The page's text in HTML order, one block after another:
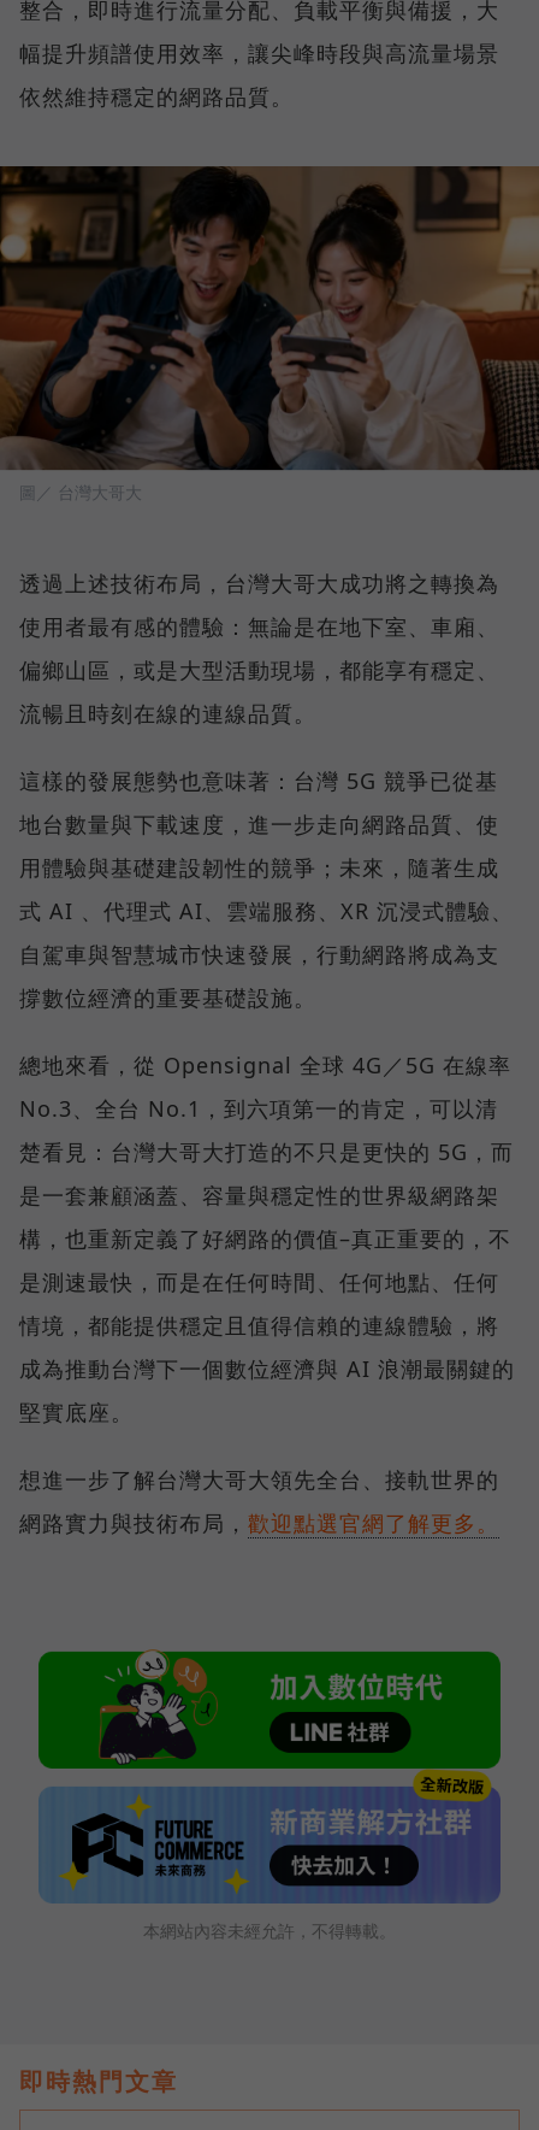
整合，即時進行流量分配、負載平衡與備援，大
幅提升頻譜使用效率，讓尖峰時段與高流量場景
依然維持穩定的網路品質。
圖／ 台灣大哥大
透過上述技術布局，台灣大哥大成功將之轉換為
使用者最有感的體驗：無論是在地下室、車廂、
偏鄉山區，或是大型活動現場，都能享有穩定、
流暢且時刻在線的連線品質。
這樣的發展態勢也意味著：台灣 5G 競爭已從基
地台數量與下載速度，進一步走向網路品質、使
用體驗與基礎建設韌性的競爭；未來，隨著生成
式 AI 、代理式 AI、雲端服務、XR 沉浸式體驗、
自駕車與智慧城市快速發展，行動網路將成為支
撐數位經濟的重要基礎設施。
總地來看，從 Opensignal 全球 4G／5G 在線率
No.3、全台 No.1，到六項第一的肯定，可以清
楚看見：台灣大哥大打造的不只是更快的 5G，而
是一套兼顧涵蓋、容量與穩定性的世界級網路架
構，也重新定義了好網路的價值–真正重要的，不
是測速最快，而是在任何時間、任何地點、任何
情境，都能提供穩定且值得信賴的連線體驗，將
成為推動台灣下一個數位經濟與 AI 浪潮最關鍵的
堅實底座。
想進一步了解台灣大哥大領先全台、接軌世界的
網路實力與技術布局， 歡迎點選官網了解更多。
本網站內容未經允許，不得轉載。
即時熱門文章